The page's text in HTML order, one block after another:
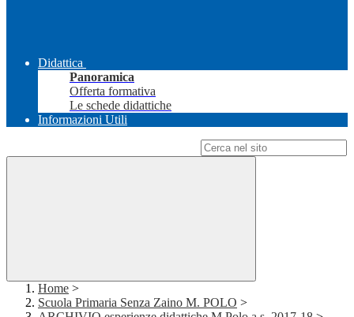
Didattica
Panoramica
Offerta formativa
Le schede didattiche
Informazioni Utili
Home >
Scuola Primaria Senza Zaino M. POLO >